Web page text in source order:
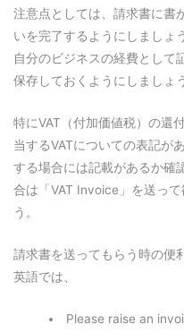
注意点としては、請求書に書
いを完了するようにしましょ
自分のビジネスの経費として
保存しておくようにしましょ
特にVAT（付加価値税）の還
当するVATについての表記が
する場合には記載があるか確
合は「VAT Invoice」を送っ
う。
請求書を送ってもらう時の便
英語では、
Please raise an